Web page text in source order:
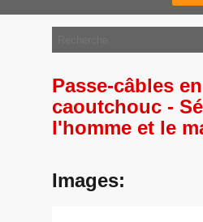
Passe-câbles en
caoutchouc -
l'homme et le
Images: